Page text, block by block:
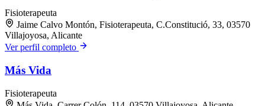
Fisioterapeuta
Jaime Calvo Montón, Fisioterapeuta, C.Constitució, 33, 03570
Villajoyosa, Alicante
Ver perfil completo
Más Vida
Fisioterapeuta